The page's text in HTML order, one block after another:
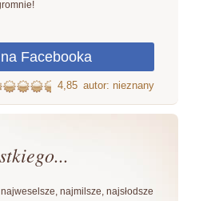
4,85 autor: nieznany
najmilsze, najsłodsze